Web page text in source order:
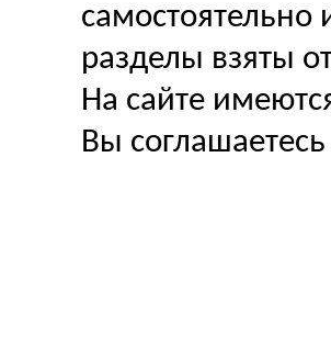
самостоятельно
разделы взяты
На сайте
Вы